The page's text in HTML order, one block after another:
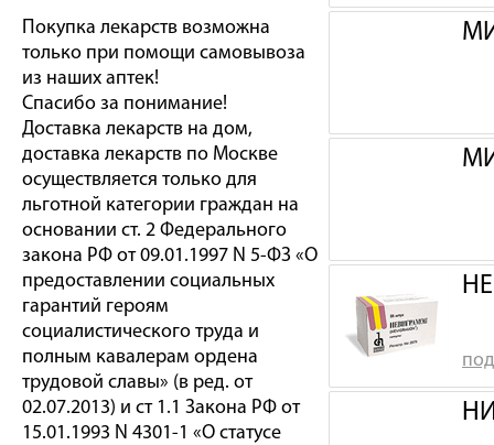
Покупка лекарств возможна
только при помощи самовывоза
из наших аптек!
Спасибо за понимание!
Доставка лекарств на дом,
доставка лекарств по Москве
осуществляется только для
льготной категории граждан на
основании ст. 2 Федерального
закона РФ от 09.01.1997 N 5-ФЗ «О
предоставлении социальных
гарантий героям
социалистического труда и
полным кавалерам ордена
трудовой славы» (в ред. от
02.07.2013) и ст 1.1 Закона РФ от
15.01.1993 N 4301-1 «О статусе